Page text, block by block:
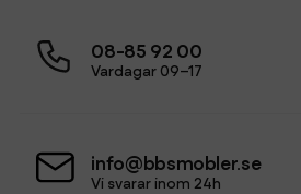
08-85 92 00
Vardagar 09–17
info@bbsmobler.se
Vi svarar inom 24h